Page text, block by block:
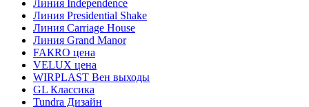
Линия Independence
Линия Presidential Shake
Линия Carriage House
Линия Grand Manor
FAКRO цена
VELUX цена
WIRPLAST Вен выходы
GL Классика
Tundra Дизайн